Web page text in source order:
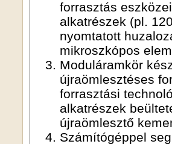
forrasztás
alkatrészek (pl.
nyomtatott
mikroszkópos
Moduláramkör
újraömlesztéses
forrasztási
alkatrészek
újraömlesztő
Számítógéppel